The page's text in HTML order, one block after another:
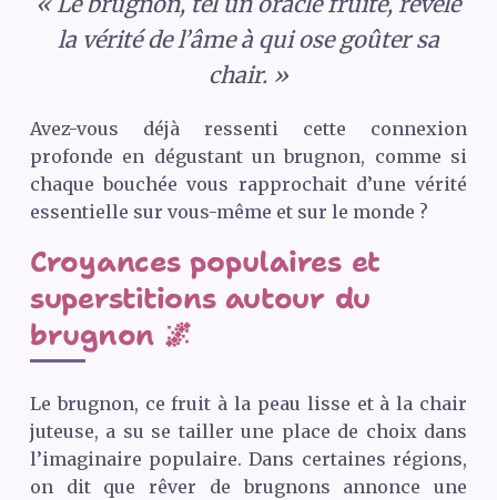
la vérité de l’âme à qui ose goûter sa
chair. »
Avez-vous déjà ressenti cette connexion
profonde en dégustant un brugnon, comme si
chaque bouchée vous rapprochait d’une vérité
essentielle sur vous-même et sur le monde ?
Croyances populaires et
superstitions autour du
brugnon 🌌
Le brugnon, ce fruit à la peau lisse et à la chair
juteuse, a su se tailler une place de choix dans
l’imaginaire populaire. Dans certaines régions,
on dit que rêver de brugnons annonce une